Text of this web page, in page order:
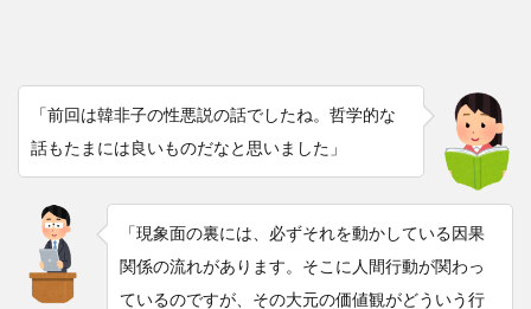
「前回は韓非子の性悪説の話でしたね。哲学的な
話もたまには良いものだなと思いました」
「現象面の裏には、必ずそれを動かしている因果
関係の流れがあります。そこに人間行動が関わっ
ているのですが、その大元の価値観がどういう行